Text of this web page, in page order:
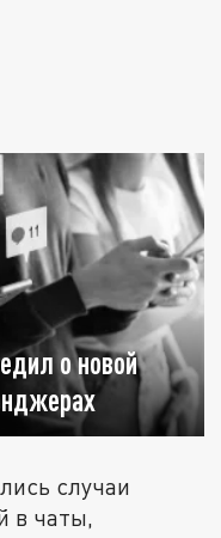
о новой
случаи
в чаты,